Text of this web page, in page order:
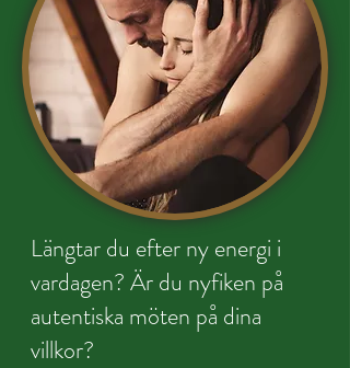
Längtar du efter ny energi i
vardagen? Är du nyfiken på
autentiska möten på dina
villkor?